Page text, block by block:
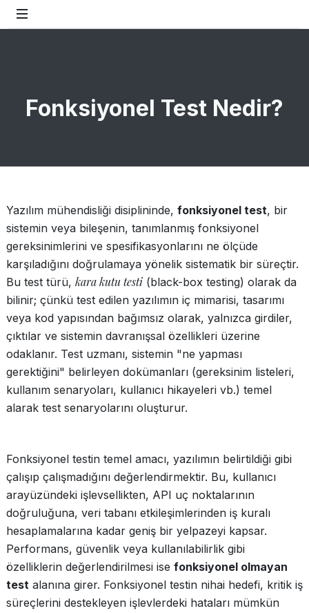
Fonksiyonel Test Nedir?
Yazılım mühendisliği disiplininde, fonksiyonel test, bir
sistemin veya bileşenin, tanımlanmış fonksiyonel
gereksinimlerini ve spesifikasyonlarını ne ölçüde
karşıladığını doğrulamaya yönelik sistematik bir süreçtir.
Bu test türü, kara kutu testi (black-box testing) olarak da
bilinir; çünkü test edilen yazılımın iç mimarisi, tasarımı
veya kod yapısından bağımsız olarak, yalnızca girdiler,
çıktılar ve sistemin davranışsal özellikleri üzerine
odaklanır. Test uzmanı, sistemin "ne yapması
gerektiğini" belirleyen dokümanları (gereksinim listeleri,
kullanım senaryoları, kullanıcı hikayeleri vb.) temel
alarak test senaryolarını oluşturur.
Fonksiyonel testin temel amacı, yazılımın belirtildiği gibi
çalışıp çalışmadığını değerlendirmektir. Bu, kullanıcı
arayüzündeki işlevsellikten, API uç noktalarının
doğruluğuna, veri tabanı etkileşimlerinden iş kuralı
hesaplamalarına kadar geniş bir yelpazeyi kapsar.
Performans, güvenlik veya kullanılabilirlik gibi
özelliklerin değerlendirilmesi ise fonksiyonel olmayan
test alanına girer. Fonksiyonel testin nihai hedefi, kritik iş
süreçlerini destekleyen işlevlerdeki hataları mümkün